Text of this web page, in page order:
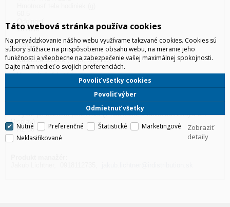
Odolnosť
10 ATM
Batéria
Kapacita batérie (mAh, typická)
590
Vymeniteľná batéria
Výdrž pri bežnom používaní (v hodinách, bez funkcie Always On
Výdrž pri bežnom používaní (v hodinách, s funkciou Always On
Display)
Až do 60
Táto webová stránka používa cookies
Na prevádzkovanie nášho webu využívame takzvané cookies. Cookies sú
súbory slúžiace na prispôsobenie obsahu webu, na meranie jeho
funkčnosti a všeobecne na zabezpečenie vašej maximálnej spokojnosti.
Dajte nám vedieť o svojich preferenciách.
Odmietnuť všetky
Povoliť výber
Povoliť všetky cookies
Nutné Preferenčné Štatistické
Marketingové
Neklasifikované
Zobraziť
detaily